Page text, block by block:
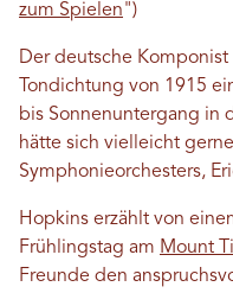
zum Spielen")
Der deutsche Komponist
Tondichtung von 1915
bis Sonnenuntergang in
hätte sich vielleicht
Symphonieorchesters,
Hopkins erzählt von
Frühlingstag am Mount
Freunde den